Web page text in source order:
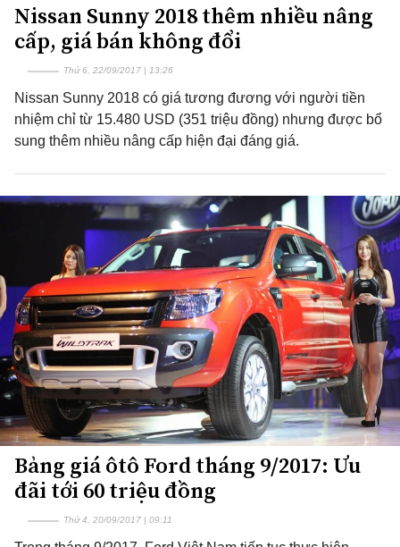
Nissan Sunny 2018 thêm nhiều nâng
cấp, giá bán không đổi
Thứ 6, 22/09/2017 | 13:26
Nissan Sunny 2018 có giá tương đương với người tiền
nhiệm chỉ từ 15.480 USD (351 triệu đồng) nhưng được bổ
sung thêm nhiều nâng cấp hiện đại đáng giá.
Bảng giá ôtô Ford tháng 9/2017: Ưu
đãi tới 60 triệu đồng
Thứ 4, 20/09/2017 | 09:11